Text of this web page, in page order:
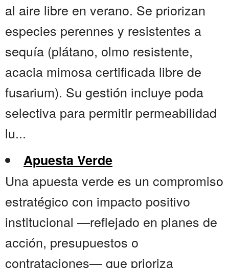
al aire libre en verano. Se priorizan
especies perennes y resistentes a
sequía (plátano, olmo resistente,
acacia mimosa certificada libre de
fusarium). Su gestión incluye poda
selectiva para permitir permeabilidad
lu...
Apuesta Verde
Una apuesta verde es un compromiso
estratégico con impacto positivo
institucional —reflejado en planes de
acción, presupuestos o
contrataciones— que prioriza